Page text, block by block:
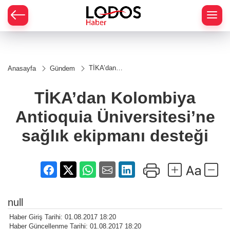
Anasayfa Gündem
TİKA’dan
Üniversitesi’ne
sağlık
desteği
TİKA’dan Kolombiya
Antioquia Üniversitesi’ne
sağlık ekipmanı desteği
null
Haber Giriş Tarihi: 01.08.2017 18:20
Haber Güncellenme Tarihi: 01.08.2017 18:20